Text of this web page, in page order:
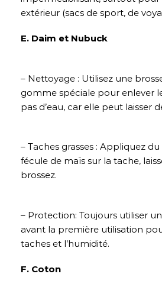
extérieur (sacs de sport, de
E. Daim et Nubuck
– Nettoyage : Utilisez une
gomme spéciale pour enlever
pas d’eau, car elle peut laisser
– Taches grasses : Appliquez
fécule de maïs sur la tache,
brossez.
– Protection: Toujours utiliser
avant la première utilisation
taches et l’humidité.
F. Coton